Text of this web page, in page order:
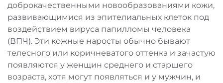
доброкачественными новообразованиями кожи,
развивающимися из эпителиальных клеток под
воздействием вируса папилломы человека
(ВПЧ). Эти кожные наросты обычно бывают
телесного или коричневатого оттенка и зачастую
появляются у женщин среднего и старшего
возраста, хотя могут появляться и у мужчин, и